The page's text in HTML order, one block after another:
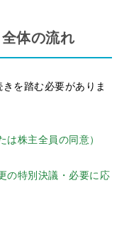
体の流れ
を踏む必要がありま
は株主全員の同意）
の特別決議・必要に応